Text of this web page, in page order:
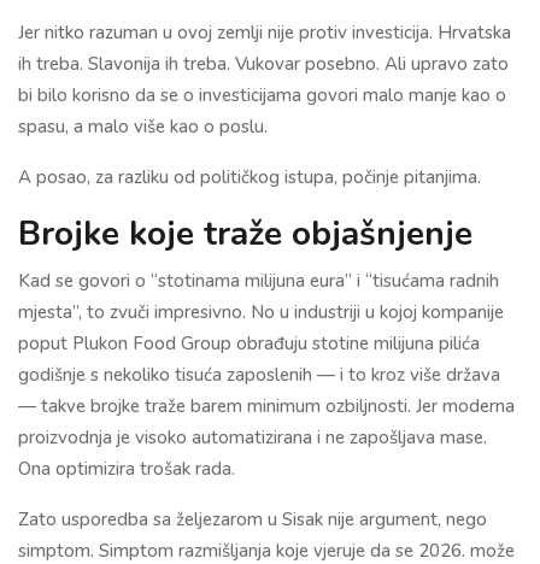
Jer nitko razuman u ovoj zemlji nije protiv investicija. Hrvatska
ih treba. Slavonija ih treba. Vukovar posebno. Ali upravo zato
bi bilo korisno da se o investicijama govori malo manje kao o
spasu, a malo više kao o poslu.
A posao, za razliku od političkog istupa, počinje pitanjima.
Brojke koje traže objašnjenje
Kad se govori o “stotinama milijuna eura” i “tisućama radnih
mjesta”, to zvuči impresivno. No u industriji u kojoj kompanije
poput Plukon Food Group obrađuju stotine milijuna pilića
godišnje s nekoliko tisuća zaposlenih — i to kroz više država
— takve brojke traže barem minimum ozbiljnosti. Jer moderna
proizvodnja je visoko automatizirana i ne zapošljava mase.
Ona optimizira trošak rada.
Zato usporedba sa željezarom u Sisak nije argument, nego
simptom. Simptom razmišljanja koje vjeruje da se 2026. može